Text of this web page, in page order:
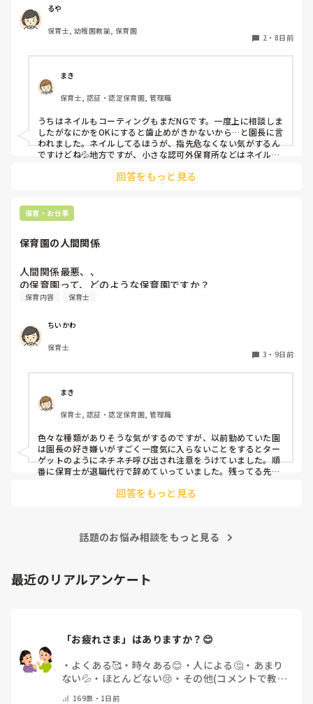
今の園では一応まだNGにはなっているのですが、
爪が弱いからコーティングしていないと割れちゃう、とか
色々理由がありつつ地味目のネイルを暗黙の了解でしている
最近はプールがあったりと素足になることが多いのですが、
足は煌びやかなネイルになっています。笑
そもそもどうしてネイルがNGだったんだっけ？とだんだん
わからなくなって来ました笑
他の園ではどのような感じなのか教えていただけたら嬉しい
です。
るや
保育士, 幼稚園教諭, 保育園
2 ・ 8日前
まき
保育士, 認証・認定保育園, 管理職
うちはネイルもコーティングもまだNGです。一度上に相談しま
したがなにかをOKにすると歯止めがきかないから…と園長に言
われました。ネイルしてるほうが、指先危なくない気がするん
ですけどね💦地方ですが、小さな認可外保育所などはネイル
回答をもっと見る
保育・お仕事
保育園の人間関係
人間関係最悪、、
の保育園って、どのような保育園ですか？
保育内容 保育士
ちいかわ
保育士
3 ・ 9日前
まき
保育士, 認証・認定保育園, 管理職
色々な種類がありそうな気がするのですが、以前勤めていた園
は園長の好き嫌いがすごく一度気に入らないことをするとター
ゲットのようにネチネチ呼び出され注意をうけていました。順
番に保育士が退職代行で辞めていっていました。残ってる先生
由にできずで、やめたいけど子どもたちのことを思うとやめれ
回答をもっと見る
話題のお悩み相談をもっと見る
最近のリアルアンケート
「お疲れさま」はありますか？😊
・ よくある🥰 ・ 時々ある😊 ・ 人による🤔 ・ あまり
ない💦 ・ ほとんどない😢 ・ その他(コメントで教え
169票・ 1日前